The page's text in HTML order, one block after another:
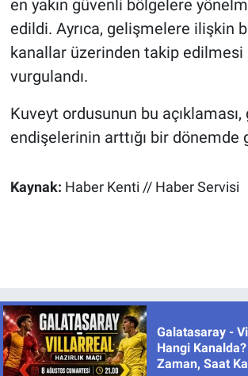
en yakın güvenli bölgelere
edildi. Ayrıca, gelişmelere ilişkin
kanallar üzerinden takip edilmesi
vurgulandı.
Kuveyt ordusunun bu
endişelerinin arttığı bir dönemde
Kaynak: Haber Kenti // Haber Servisi
Galatasaray -
Hangi Kanalda?
Zaman, Saat